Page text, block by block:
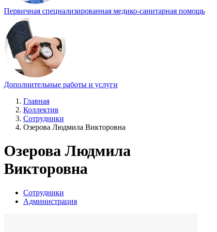
Первичная специализированная медико-санитарная помощь
Дополнительные работы и услуги
Главная
Коллектив
Сотрудники
Озерова Людмила Викторовна
Озерова Людмила
Викторовна
Сотрудники
Администрация